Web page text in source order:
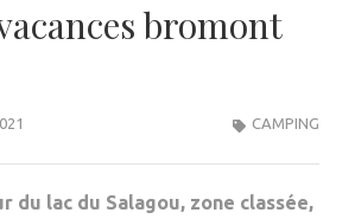
bromont
CAMPING
du lac du Salagou, zone classée,